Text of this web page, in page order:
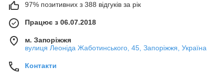
97% позитивних з 388 відгуків за рік
Працює з 06.07.2018
м. Запоріжжя
вулиця Леоніда Жаботинського, 45, Запоріжжя, Україна
Контакти